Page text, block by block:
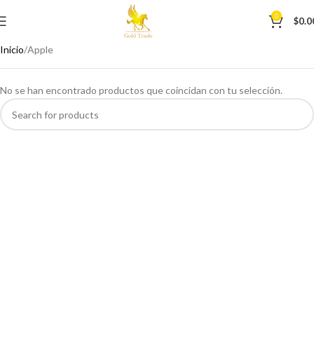
0 $
Inicio Apple
No se han encontrado productos que coincidan con tu selección.